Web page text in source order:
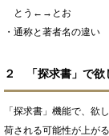
とう←→とお
・通称と著者名の違い
２ 「探求書」で欲
「探求書」機能で、欲
荷される可能性が上が